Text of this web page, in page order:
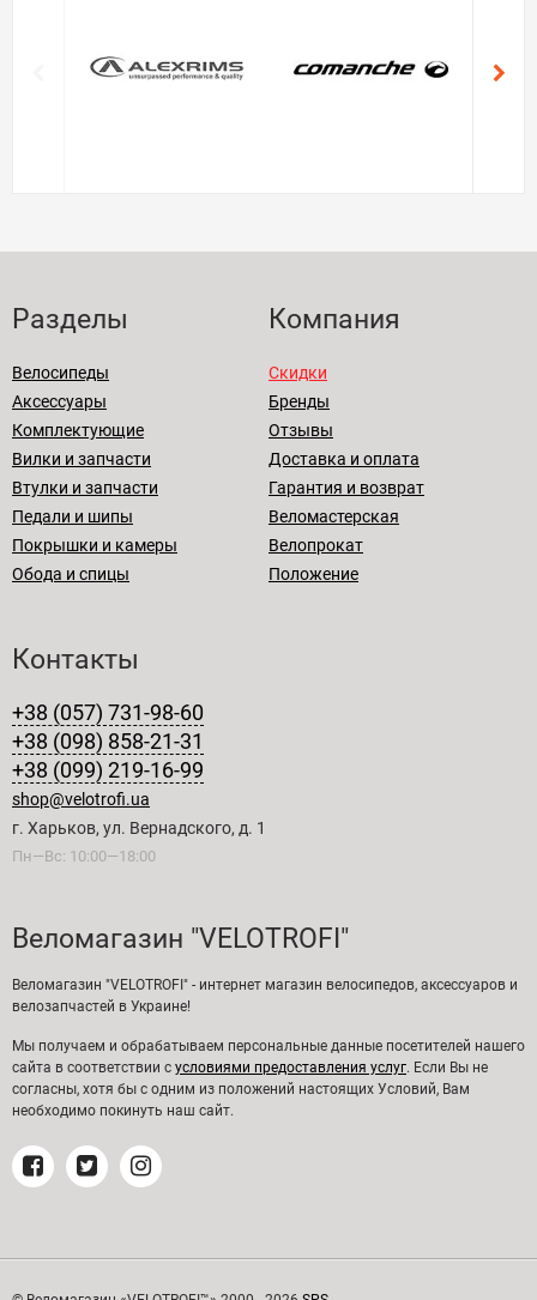
Разделы
Велосипеды
Аксессуары
Комплектующие
Вилки и запчасти
Втулки и запчасти
Педали и шипы
Покрышки и камеры
Обода и спицы
Компания
Скидки
Бренды
Отзывы
Доставка и оплата
Гарантия и возврат
Веломастерская
Велопрокат
Положение
Контакты
+38 (057) 731-98-60
+38 (098) 858-21-31
+38 (099) 219-16-99
shop@velotrofi.ua
г. Харьков, ул. Вернадского, д. 1
Пн—Вс: 10:00—18:00
Веломагазин "VELOTROFI"
Веломагазин "VELOTROFI" - интернет магазин велосипедов, аксессуаров и
велозапчастей в Украине!
Мы получаем и обрабатываем персональные данные посетителей нашего
сайта в соответствии с условиями предоставления услуг. Если Вы не
согласны, хотя бы с одним из положений настоящих Условий, Вам
необходимо покинуть наш сайт.